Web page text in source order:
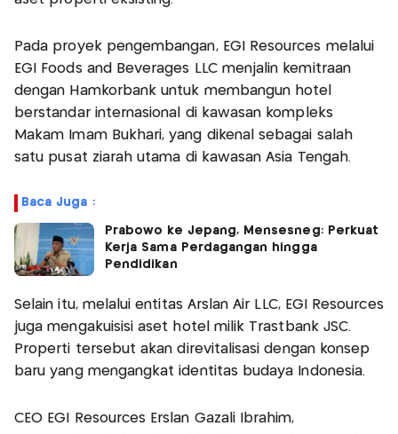
Pada proyek pengembangan, EGI Resources melalui
EGI Foods and Beverages LLC menjalin kemitraan
dengan Hamkorbank untuk membangun hotel
berstandar internasional di kawasan kompleks
Makam Imam Bukhari, yang dikenal sebagai salah
satu pusat ziarah utama di kawasan Asia Tengah.
Baca Juga :
Prabowo ke Jepang, Mensesneg: Perkuat
Kerja Sama Perdagangan hingga
Pendidikan
Selain itu, melalui entitas Arslan Air LLC, EGI Resources
juga mengakuisisi aset hotel milik Trastbank JSC.
Properti tersebut akan direvitalisasi dengan konsep
baru yang mengangkat identitas budaya Indonesia.
CEO EGI Resources Erslan Gazali Ibrahim,